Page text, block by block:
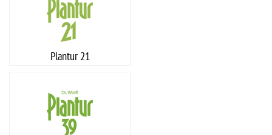
Plantur 21